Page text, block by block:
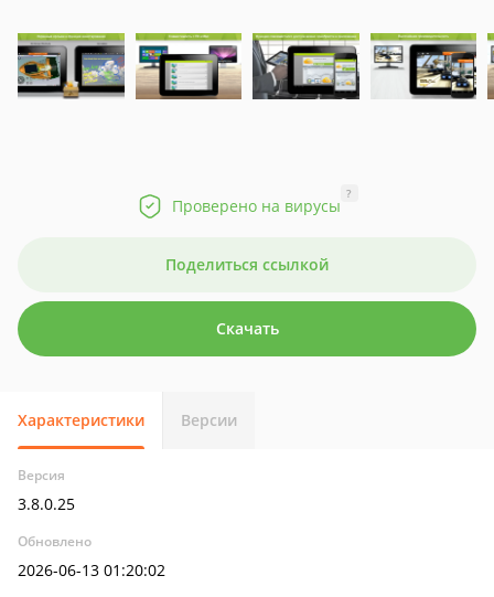
Проверено на вирусы
?
Поделиться ссылкой
Скачать
Характеристики Версии
Версия
3.8.0.25
Обновлено
2026-06-13 01:20:02